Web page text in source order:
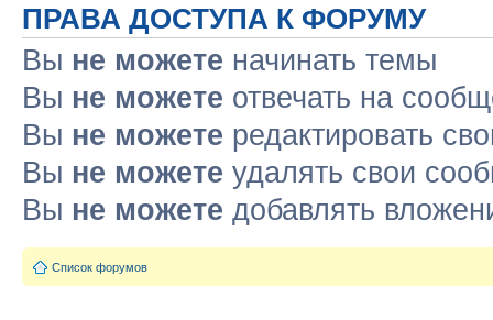
ПРАВА ДОСТУПА К ФОРУМУ
Вы не можете начинать темы
Вы не можете отвечать на
Вы не можете редактировать
Вы не можете удалять свои
Вы не можете добавлять
Список форумов